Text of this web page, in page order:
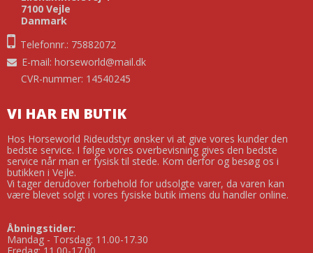
7100 Vejle
Danmark
Telefonnr.: 75882072
E-mail: horseworld@mail.dk
CVR-nummer: 14540245
VI HAR EN BUTIK
Hos Horseworld Rideudstyr ønsker vi at give vores kunder den
bedste service. I følge vores overbevisning gives den bedste
service når man er fysisk til stede. Kom derfor og besøg os i
butikken i Vejle.
Vi tager derudover forbehold for udsolgte varer, da varen kan
være blevet solgt i vores fysiske butik imens du handler online.
Åbningstider:
Mandag - Torsdag: 11.00-17.30